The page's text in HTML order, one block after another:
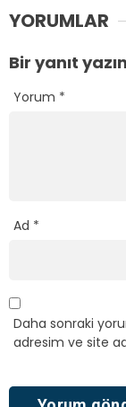
YORUMLAR
Bir yanıt yazın
Yorum *
Ad *
Daha sonraki
adresim ve site